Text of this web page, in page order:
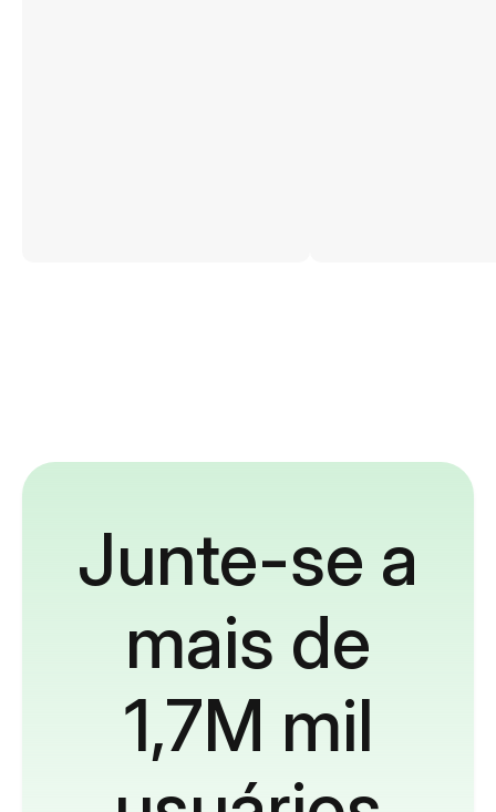
Junte-se a
mais de
1,7M mil